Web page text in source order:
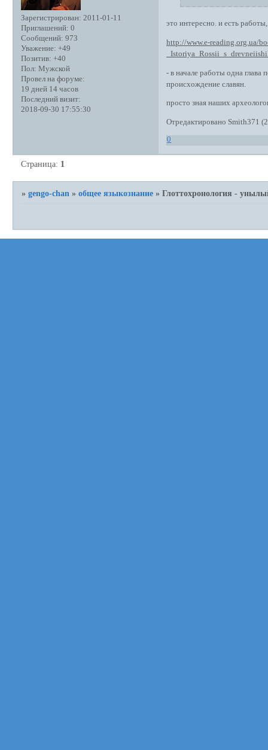
Зарегистрирован: 2011-01-11
Приглашений: 0
Сообщений: 973
Уважение: +49
Позитив: +40
Пол: Мужской
Провел на форуме:
19 дней 14 часов
Последний визит:
2018-09-30 17:55:30
это интересно. и есть
http://www.e-reading.org.ua/
- в начале работы одна
происхождение славян.
просто зная наших
Отредактировано Smith371
0
Страница: 1
»gengo-chan »общее языкознание »Глоттохронология -